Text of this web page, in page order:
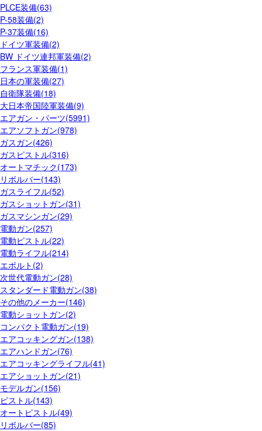
PLCE装備(63)
P-58装備(2)
P-37装備(16)
ドイツ軍装備(2)
BW ドイツ連邦軍装備(2)
フランス軍装備(1)
日本の軍装備(27)
自衛隊装備(18)
大日本帝国陸軍装備(9)
エアガン・パーツ(5991)
エアソフトガン(978)
ガスガン(426)
ガスピストル(316)
オートマチック(173)
リボルバー(143)
ガスライフル(52)
ガスショットガン(31)
ガスマシンガン(29)
電動ガン(257)
電動ピストル(22)
電動ライフル(214)
エボルト(2)
次世代電動ガン(28)
スタンダード電動ガン(38)
その他のメーカー(146)
電動ショットガン(2)
コンパクト電動ガン(19)
エアコッキングガン(138)
エアハンドガン(76)
エアコッキングライフル(41)
エアショットガン(21)
モデルガン(156)
ピストル(143)
オートピストル(49)
リボルバー(85)